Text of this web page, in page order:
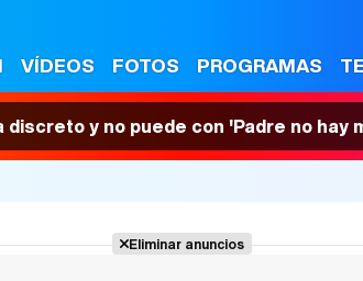
VÍDEOS FOTOS PROGRAMAS
y no puede con 'Padre no hay
Eliminar anuncios